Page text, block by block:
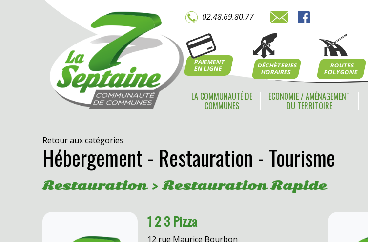
02.48.69.80.77
PAIEMENT
EN LIGNE
DÉCHÈTERIES
HORAIRES
ROUTES
POLYGONE
LA COMMUNAUTÉ DE
COMMUNES
ECONOMIE / AMÉNAGEMENT
DU TERRITOIRE
Retour aux catégories
Hébergement - Restauration - Tourisme
Restauration > Restauration Rapide
1 2 3 Pizza
12 rue Maurice Bourbon